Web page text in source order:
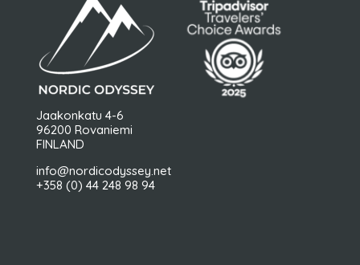
Jaakonkatu 4-6
96200 Rovaniemi
FINLAND
info@nordicodyssey.net
+358 (0) 44 248 98 94